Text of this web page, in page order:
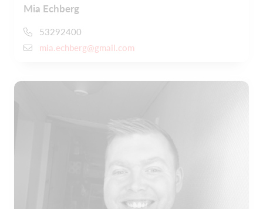
Mia Echberg
53292400
mia.echberg@gmail.com